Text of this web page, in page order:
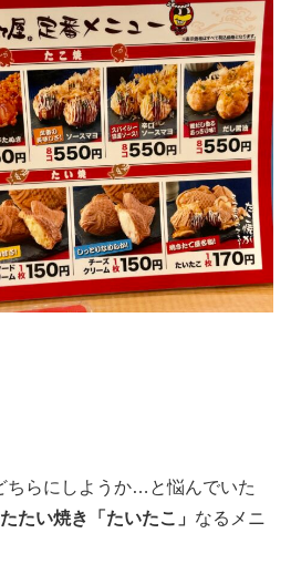
ちらにしようか…と悩んでいた
たい焼き「たいたこ」 なるメニ